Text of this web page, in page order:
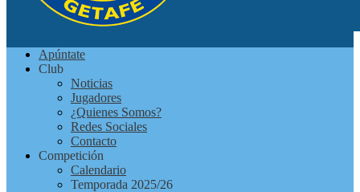
GetafeApúntate
Club
Noticias
Jugadores
¿Quienes Somos?
Redes Sociales
Contacto
Competición
Calendario
Temporada 2025/26